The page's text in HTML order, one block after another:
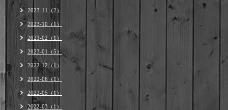
2023-11（2）
2023-10（1）
2023-02（1）
2023-01（5）
2022-12（1）
2022-06（1）
2022-05（1）
2022-03（1）